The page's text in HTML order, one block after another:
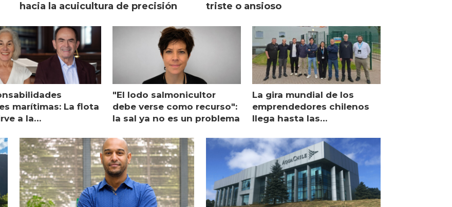
hacia la acuicultura de precisión
triste o ansioso
marítimas: La flota
a la
"El lodo salmonicultor
debe verse como recurso":
la sal ya no es un problema
La gira mundial de los
emprendedores chilenos
llega hasta las
Escocia